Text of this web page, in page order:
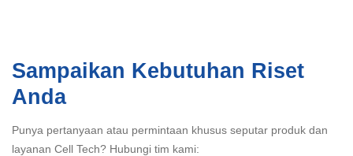
Sampaikan Kebutuhan Riset
Anda
Punya pertanyaan atau permintaan khusus seputar produk dan
layanan Cell Tech? Hubungi tim kami: